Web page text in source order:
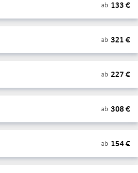
ab 133 €
ab 321 €
ab 227 €
ab 308€
ab 154€